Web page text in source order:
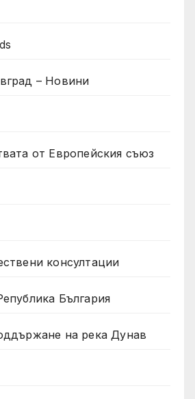
– Новини
от Европейския съюз
консултации
България
на река Дунав